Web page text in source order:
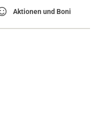
Aktionen und Boni